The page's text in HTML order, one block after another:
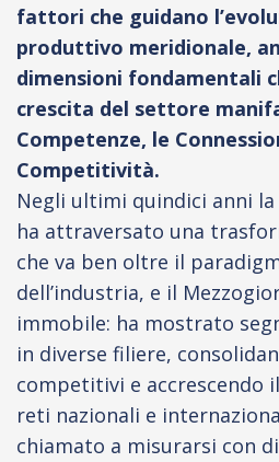
fattori che guidano
produttivo meridionale,
dimensioni fondamentali
crescita del settore
Competenze, le
Competitività.
Negli ultimi quindici anni
ha attraversato una
che va ben oltre il
dell’industria, e il
immobile: ha mostrato
in diverse filiere,
competitivi e accrescendo
reti nazionali e
chiamato a misurarsi con